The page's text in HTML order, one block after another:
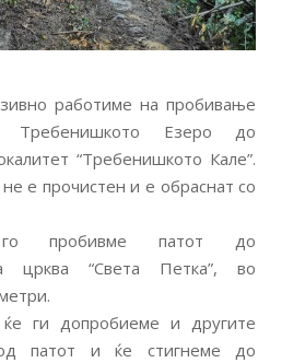
работиме на пробивање
Езеро до
“Требенишкото Кале”.
е прочистен и e обраснат со
го пробивме патот до
црква “Света Петка”, во
ги допробиеме и другите
патот и ќе стигнеме до